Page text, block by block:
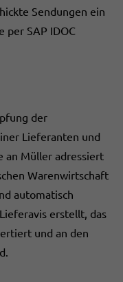
Sendungen ein
per SAP IDOC
der
Lieferanten und
an Müller adressiert
Warenwirtschaft
automatisch
erstellt, das
und an den